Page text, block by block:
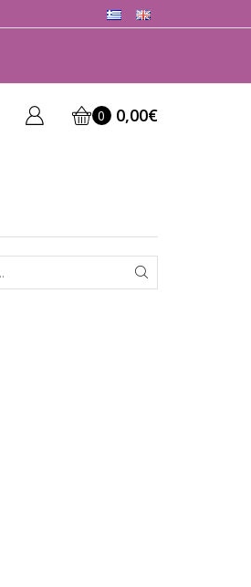
0 0,00€
ΑΝΑΖΗΤΗΣΗ